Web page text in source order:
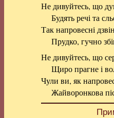
Не дивуйтесь, що
Будять речі та
Так напровесні
Прудко, гучно
Не дивуйтесь, що
Щиро прагне і
Чули ви, як
Жайворонкова